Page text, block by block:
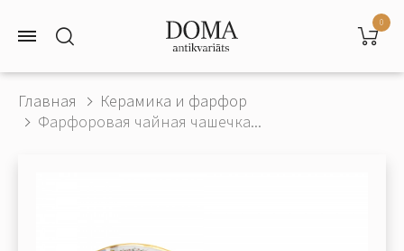
0
Главная
Керамика и фарфор
Фарфоровая чайная чашечка...